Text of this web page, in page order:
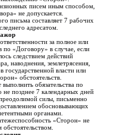
писем иным способом,
не допускается.
письма составляет 7 рабочих
адресатом.
за полное или
по «Договору» в случае, если
следствием действий
наводнения, землетрясения,
государственной власти или
обстоятельств.
обязательства по
позднее 7 календарных дней
силы, письменно
обосновывающих
органами.
«Сторон» не